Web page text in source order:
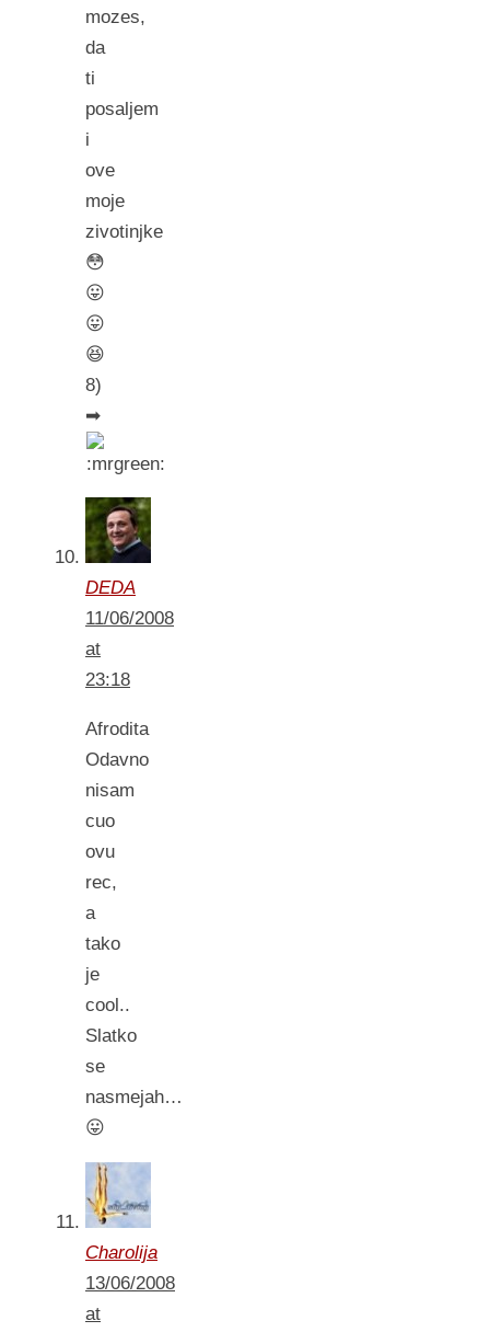
mozes,
da
ti
posaljem
i
ove
moje
zivotinjke
😳
😛
😛
😆
8)
➡
DEDA
11/06/2008
at
23:18
Afrodita
Odavno
nisam
cuo
ovu
rec,
a
tako
je
cool..
Slatko
se
nasmejah…
😛
Charolija
13/06/2008
at